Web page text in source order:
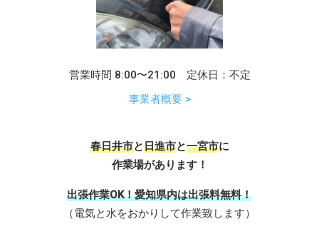
営業時間 8:00〜21:00 定休日：不定
事業者概要 >
春日井市と日進市と一宮市に
作業場があります！
出張作業OK！愛知県内は出張料無料！
（電気と水をおかりして作業致します）